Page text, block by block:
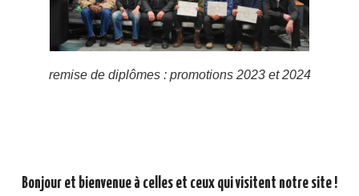
remise de diplômes : promotions 2023 et 2024
Bonjour et bienvenue à celles et ceux qui visitent notre site !